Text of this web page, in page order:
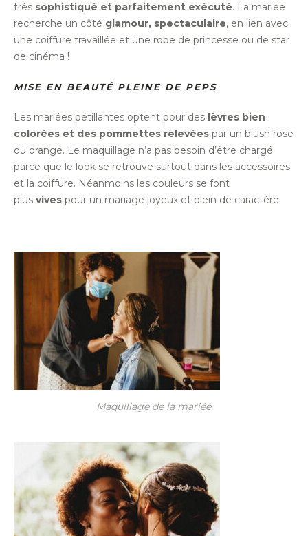
très sophistiqué et parfaitement exécuté. La mariée
recherche un côté glamour, spectaculaire, en lien avec
une coiffure travaillée et une robe de princesse ou de star
de cinéma !
MISE EN BEAUTÉ PLEINE DE PEPS
Les mariées pétillantes optent pour des lèvres bien
colorées et des pommettes relevéespar un blush rose
ou orangé. Le maquillage n’a pas besoin d’être chargé
parce que le look se retrouve surtout dans les accessoires
et la coiffure. Néanmoins les couleurs se font
plus vivespour un mariage joyeux et plein de caractère.
Maquillage de la mariée